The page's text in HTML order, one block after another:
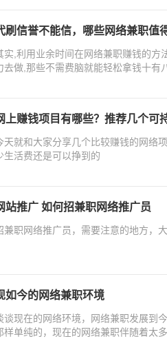
刷信誉不能信，哪些网络兼职值
实,利用业余时间在网络兼职赚钱的方
去做,那些不需费脑就能轻松拿钱十有
上赚钱项目有哪些？推荐几个可
天就和大家分享几个比较赚钱的网络
生活费还是可以挣到的
站推广 如何招兼职网络推广员
兼职网络推广员，需要注意的地方，大
如今的网络兼职环境
谈现在的网络环境，网络兼职发展到